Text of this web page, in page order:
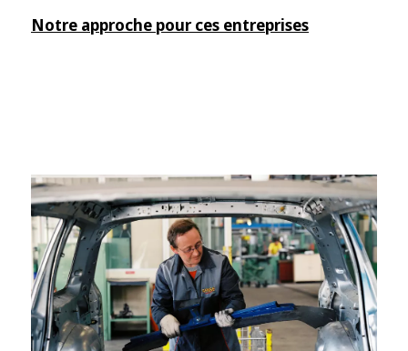
Notre approche pour ces entreprises